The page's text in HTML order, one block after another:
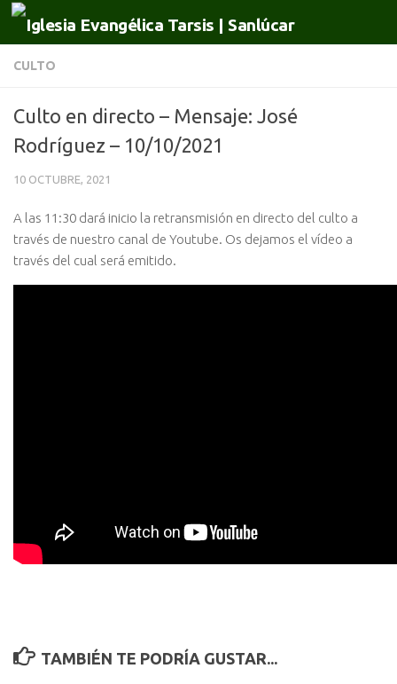
Saltar al contenido
CULTO
Culto en directo – Mensaje: José
Rodríguez – 10/10/2021
10 OCTUBRE, 2021
A las 11:30 dará inicio la retransmisión en directo del culto a
través de nuestro canal de Youtube. Os dejamos el vídeo a
través del cual será emitido.
TAMBIÉN TE PODRÍA GUSTAR...